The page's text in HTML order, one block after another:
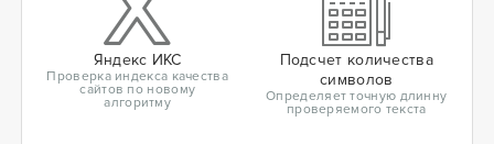
Яндекс ИКС
Проверка индекса качества
сайтов по новому
алгоритму
Подсчет количества
символов
Определяет точную длинну
проверяемого текста